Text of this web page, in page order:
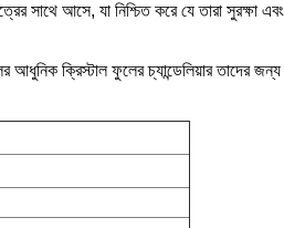
আসে, যা নিশ্চিত করে যে তারা সুরক্ষা
ক্রিস্টাল ফুলের চ্যান্ডেলিয়ার তাদের জন্য